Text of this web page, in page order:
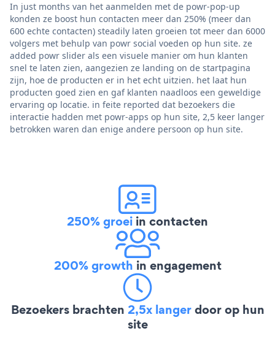
In just months van het aanmelden met de powr-pop-up
konden ze boost hun contacten meer dan 250% (meer dan
600 echte contacten) steadily laten groeien tot meer dan 6000
volgers met behulp van powr social voeden op hun site. ze
added powr slider als een visuele manier om hun klanten
snel te laten zien, aangezien ze landing on de startpagina
zijn, hoe de producten er in het echt uitzien. het laat hun
producten goed zien en gaf klanten naadloos een geweldige
ervaring op locatie. in feite reported dat bezoekers die
interactie hadden met powr-apps op hun site, 2,5 keer langer
betrokken waren dan enige andere persoon op hun site.
250% groei in contacten
200% growth in engagement
Bezoekers brachten 2,5x langerdoor op hun
site